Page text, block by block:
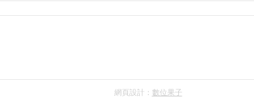
網頁設計： 數位果子